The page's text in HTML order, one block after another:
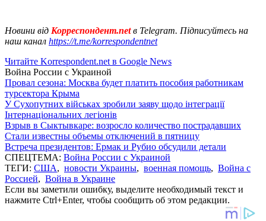
Новини від Корреспондент.netв Telegram. Підписуйтесь на
наш канал https://t.me/korrespondentnet
Читайте Korrespondent.net в Google News
Война России с Украиной
Провал сезона: Москва будет платить пособия работникам
турсектора Крыма
У Сухопутних військах зробили заяву щодо інтеграції
Інтернаціональних легіонів
Взрыв в Сыктывкаре: возросло количество пострадавших
Стали известны объемы отключений в пятницу
Встреча президентов: Ермак и Рубио обсудили детали
СПЕЦТЕМА: Война России с Украиной
ТЕГИ: США, новости Украины, военная помощь, Война с
Россией, Война в Украине
Если вы заметили ошибку, выделите необходимый текст и
нажмите Ctrl+Enter, чтобы сообщить об этом редакции.